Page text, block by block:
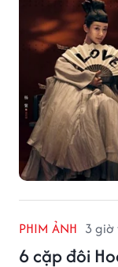
PHIM ẢNH 3
6 cặp đôi